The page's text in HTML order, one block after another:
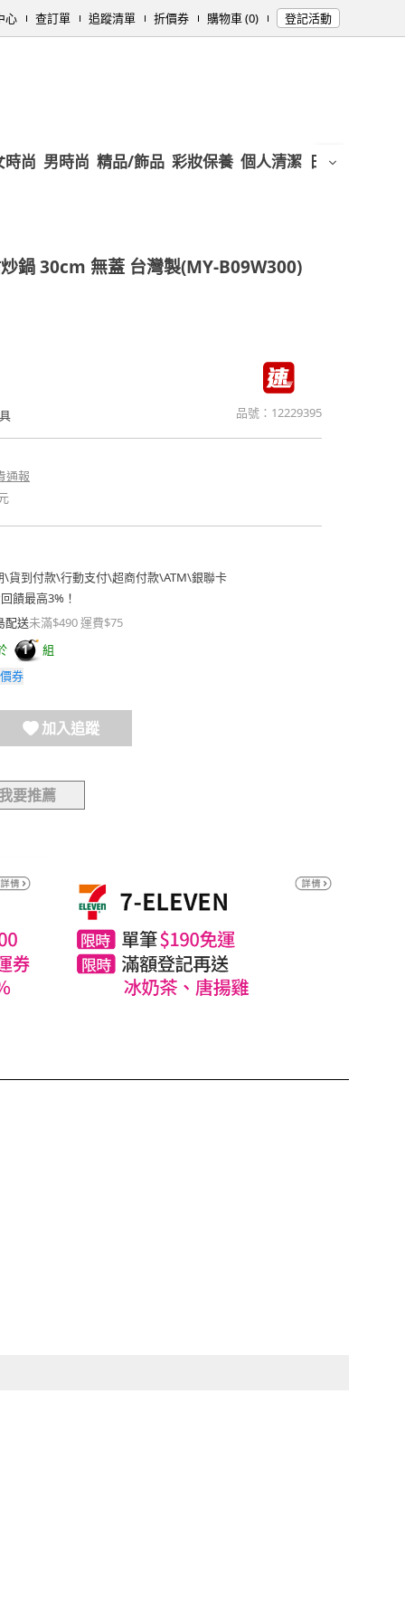
心 查訂單 追蹤清單 折價券 購物車 (0) 登記活動
時尚 男時尚 精品/飾品 彩妝保養 個人清潔 日用/紙品
鍋 30cm 無蓋 台灣製(MY-B09W300)
品號： 12229395
通報
\貨到付款\行動支付\超商付款\ATM\銀聯卡
饋最高3%！
配送未滿$490 運費$75
1
組
券
加入追蹤
我要推薦